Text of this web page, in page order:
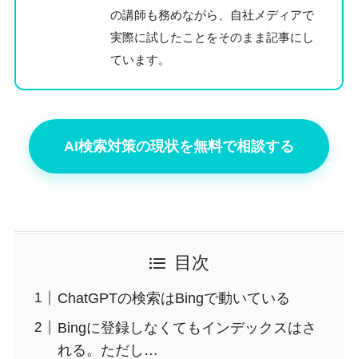
の講師も務めながら、自社メディアで
実際に試したことをそのまま記事にし
ています。
AI検索対策の現状を無料で相談する
目次
ChatGPTの検索はBingで動いている
Bingに登録しなくてもインデックスはさ
れる。ただし…